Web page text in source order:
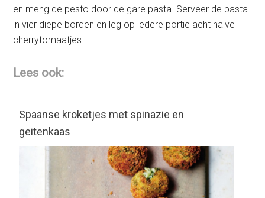
en meng de pesto door de gare pasta. Serveer de pasta
in vier diepe borden en leg op iedere portie acht halve
cherrytomaatjes.
Lees ook:
Spaanse kroketjes met spinazie en
geitenkaas